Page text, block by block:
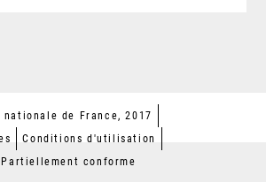
de France, 2017
Conditions d'utilisation
conforme